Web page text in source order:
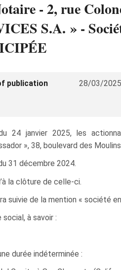
- 2, rue
S.A. » -
publication 28/03/2025
24 janvier 2025, les
», 38, boulevard des
31 décembre 2024.
la clôture de celle‑ci.
suivie de la mention « société
à savoir :
durée indéterminée :